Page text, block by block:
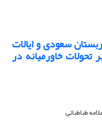
سعودی و ایالات
تحولات خاورمیانه در
طباطبائی